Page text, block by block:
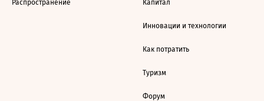
Распространение Капитал
Инновации и технологии
Как потратить
Туризм
Форум